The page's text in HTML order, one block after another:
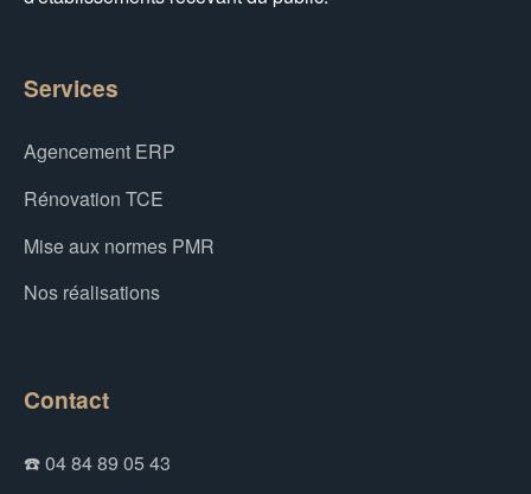
Services
Agencement ERP
Rénovation TCE
Mise aux normes PMR
Nos réalisations
Contact
☎️ 04 84 89 05 43